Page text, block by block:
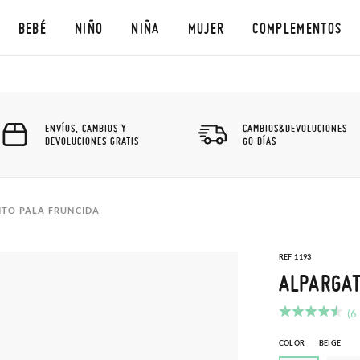
BEBÉ NIÑO NIÑA MUJER COMPLEMENTOS
ENVÍOS, CAMBIOS Y
DEVOLUCIONES GRATIS
CAMBIOS&DEVOLUCIONES
60 DÍAS
PALA FRUNCIDA
REF 1193
(6
COLOR BEIGE